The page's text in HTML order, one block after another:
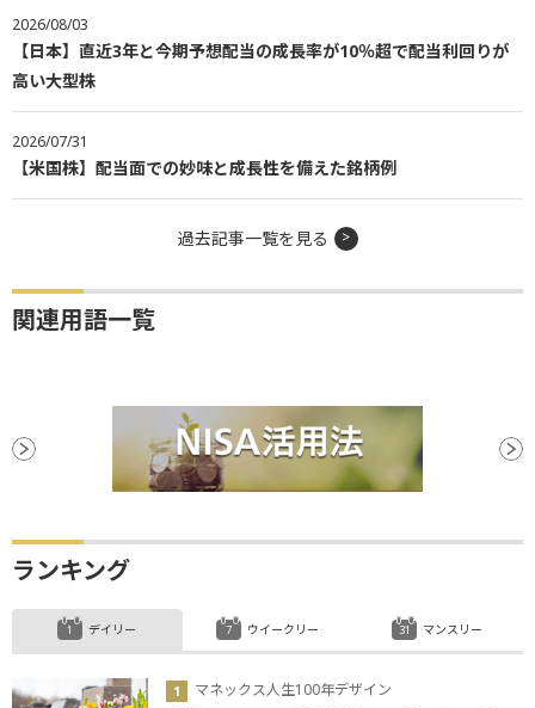
2026/08/03
【日本】直近3年と今期予想配当の成長率が10％超で配当利回りが
高い大型株
2026/07/31
【米国株】配当面での妙味と成長性を備えた銘柄例
過去記事一覧を見る
関連用語一覧
ランキング
デイリー
マネックス人生100年デザイン
ウイークリー マンスリー